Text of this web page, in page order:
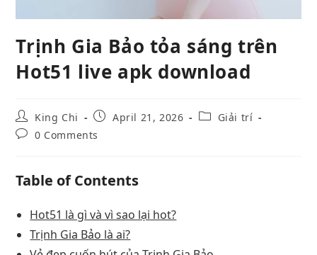
Trịnh Gia Bảo tỏa sáng trên
Hot51 live apk download
King Chi April 21, 2026
Giải trí
0 Comments
Table of Contents
Hot51 là gì và vì sao lại hot?
Trịnh Gia Bảo là ai?